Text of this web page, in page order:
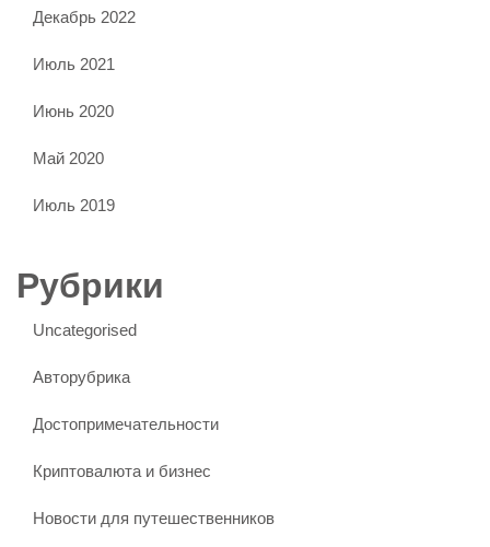
Декабрь 2022
Июль 2021
Июнь 2020
Май 2020
Июль 2019
Рубрики
Uncategorised
Авторубрика
Достопримечательности
Криптовалюта и бизнес
Новости для путешественников